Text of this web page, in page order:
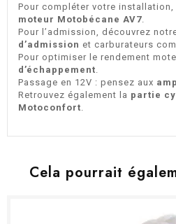
Pour compléter votre installation,
moteur Motobécane AV7
Pour l’admission, découvrez
d’admission et carburateurs
Pour optimiser le rendement
d’échappement
Passage en 12V : pensez aux
Retrouvez également la partie
Motoconfort
Cela pourrait